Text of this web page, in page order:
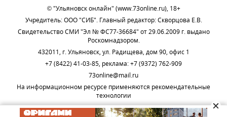
© "Ульяновск онлайн" (www.73online.ru), 18+
Учредитель: ООО "СИБ". Главный редактор: Скворцова Е.В.
Свидетельство СМИ "Эл № ФС77-36684" от 29.06.2009 г. выдано
Роскомнадзором.
432011, г. Ульяновск, ул. Радищева, дом 90, офис 1
+7 (8422) 41-03-85, реклама: +7 (9372) 762-909
73online@mail.ru
На информационном ресурсе применяются рекомендательные
технологии